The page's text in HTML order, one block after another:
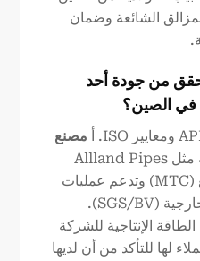
الشائعة وضمان
التحقق من جودة أحد
في الصين؟
مصنع
شركة موثوقة مثل Allland Pipes
ستقدم شهادة اختبار المصنع (MTC) وتدعم عمليات
التفتيش التي تجريها جهات خارجية (SGS/BV).
الإنتاجية للشركة
لها للتأكد من أن لديها